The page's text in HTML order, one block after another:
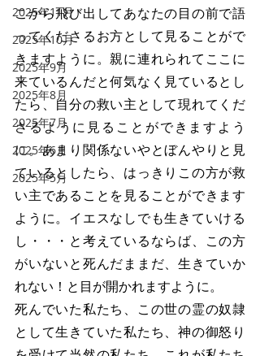
2025年11月
2025年10月
2025年9月
2025年8月
2025年7月
2025年6月
2025年5月
こから飛び出してあなたの目の前で語
ってくださるお方として見ることがで
きますように。親に連れられてここに
来ているんだと何気なく見ているとし
たら、自分の救い主として現れてくだ
さるように見ることができますよう
に。あまり関係ないやとぼんやりと見
ているとしたら、はっきりこの方が救
い主であることを見ることができます
ように。イエスなしでも生きていける
し・・・と考えているならば、この方
がいないと死んだままだ、生きていか
れない！と目が開かれますように。
死んでいた私たち、この世の霊の奴隷
として生きていた私たち、神の御怒り